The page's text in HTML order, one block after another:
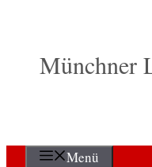
Münchner
Menü